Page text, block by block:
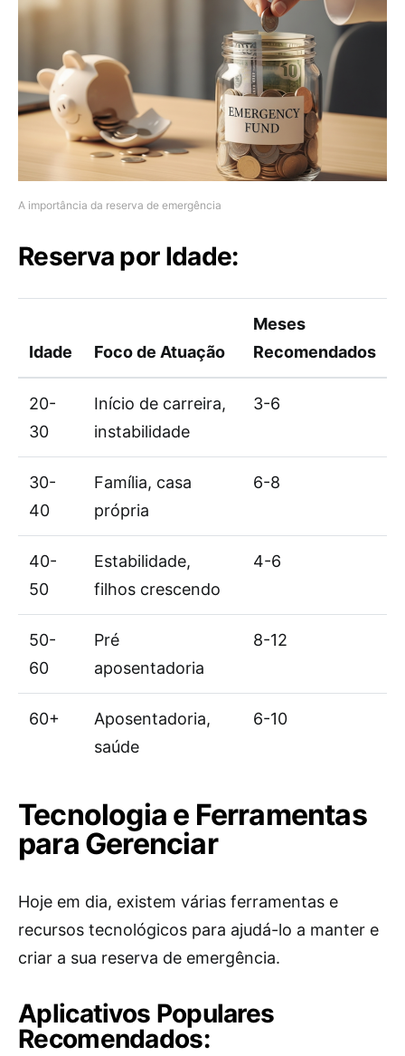
A importância da reserva de emergência
Reserva por Idade:
Idade Foco de Atuação
Meses
Recomendados
20-
30
Início de carreira,
instabilidade
3-6
30-
40
Família, casa
própria
6-8
40-
50
Estabilidade,
filhos crescendo
4-6
50-
60
Pré
aposentadoria
8-12
60+
Aposentadoria,
saúde
6-10
Tecnologia e Ferramentas
para Gerenciar
Hoje em dia, existem várias ferramentas e
recursos tecnológicos para ajudá-lo a manter e
criar a sua reserva de emergência.
Aplicativos Populares
Recomendados: